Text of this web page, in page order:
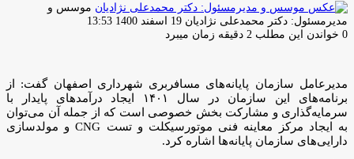
موسس و
مدیرمسئول: دکتر محمدعلی نژادیان ارسال
ایمیل
19 اسفند 1400 13:53
0 خواندن این مطلب 2 دقیقه زمان میبرد
مدیرعامل سازمان پایانه‌های مسافربری شهرداری اصفهان گفت: از
برنامه‌های این سازمان در سال ۱۴۰۱ ایجاد درآمدهای پایدار با
سرمایه‌گذاری و مشارکت بخش خصوصی است که از جمله آن می‌توان
به ایجاد مرکز معاینه فنی موتورسیکلت و تست CNG و مولدسازی
دارایی‌های سازمان پایانه‌ها اشاره کرد.